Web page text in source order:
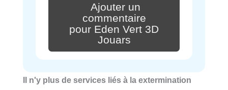
Ajouter un
commentaire
pour Eden Vert 3D
Jouars
Il n'y plus de services liés à la extermination